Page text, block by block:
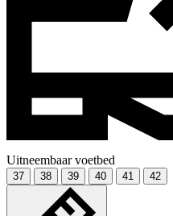
Uitneembaar voetbed
37 38 39 40 41 42